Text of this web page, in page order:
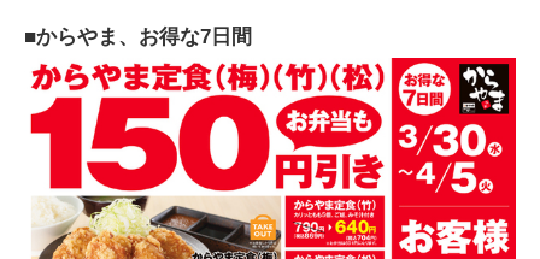
■からやま、お得な7日間